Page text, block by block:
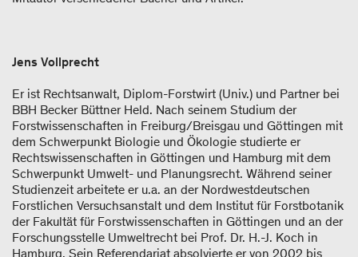
Jens Vollprecht
Er ist Rechtsanwalt, Diplom-Forstwirt (Univ.) und Partner bei
BBH Becker Büttner Held. Nach seinem Studium der
Forstwissenschaften in Freiburg/Breisgau und Göttingen mit
dem Schwerpunkt Biologie und Ökologie studierte er
Rechtswissenschaften in Göttingen und Hamburg mit dem
Schwerpunkt Umwelt- und Planungsrecht. Während seiner
Studienzeit arbeitete er u.a. an der Nordwestdeutschen
Forstlichen Versuchsanstalt und dem Institut für Forstbotanik
der Fakultät für Forstwissenschaften in Göttingen und an der
Forschungsstelle Umweltrecht bei Prof. Dr. H.-J. Koch in
Hamburg. Sein Referendariat absolvierte er von 2002 bis